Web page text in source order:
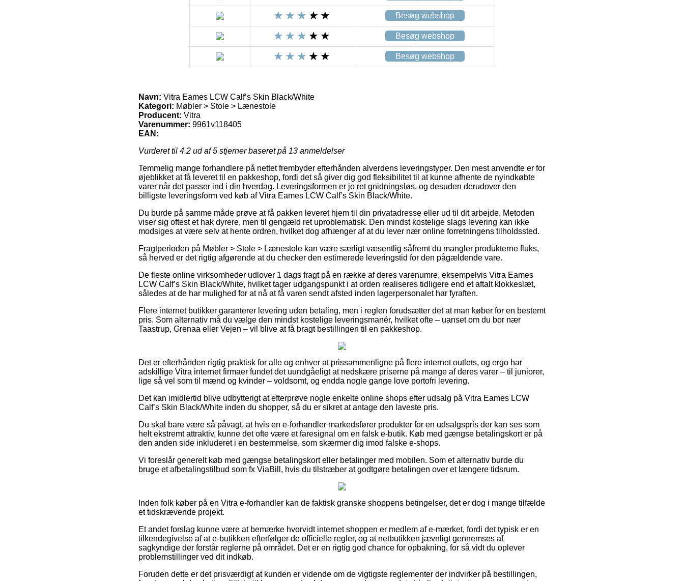
Besøg webshop
Besøg webshop
Besøg webshop
Navn: Vitra Eames LCW Calf’s Skin Black/White
Kategori: Møbler > Stole > Lænestole
Producent: Vitra
Varenummer: 9961v118405
EAN:
Vurderet til 4.2 ud af 5 stjerner baseret på 13 anmeldelser
Temmelig mange forhandlere på nettet frembyder efterhånden alverdens leveringstyper. Den mest anvendte er for
øjeblikket at få leveret til en pakkeshop, fordi det så giver dig god fleksibilitet til at kunne afhente de nyindkøbte
varer når det passer ind i din hverdag. Leveringsformen er jo ret gnidningsløs, og desuden derudover den
billigste leveringsform ved køb af Vitra Eames LCW Calf’s Skin Black/White.
Du burde på samme måde prøve at få pakken leveret hjem til din privatadresse eller ud til dit arbejde. Metoden
viser sig oftest et hak dyrere, men til gengæld ret uproblematisk. Den mindst kostelige slags levering kan ikke
modsiges at være selv at hente ordren, hvilket dog afhænger af at du lever nær online forretningens tilholdssted.
Fragtperioden på Møbler > Stole > Lænestole kan være særligt væsentlig såfremt du mangler produkterne fluks,
så herved er det rigtig afgørende at du checker den estimerede leveringstid for den pågældende vare.
De fleste online virksomheder udlover 1 dags fragt på en række af deres varenumre, eksempelvis Vitra Eames
LCW Calf’s Skin Black/White, hvilket tager udgangspunkt i at orden realiseres tidligere end et aftalt klokkeslæt,
således at de har mulighed for at nå at få varen sendt afsted inden lagerpersonalet har fyraften.
Flere internet butikker garanterer levering uden betaling, men i reglen forudsætter det at man køber for en bestemt
pris. Som alternativ må du vælge den mindst kostelige leveringsmanér, hvilket ofte – uanset om du bor nær
Taastrup, Grenaa eller Vejen – vil blive at få bragt bestillingen til en pakkeshop.
Det er efterhånden rigtig praktisk for alle og enhver at prissammenligne på flere internet outlets, og ergo har
adskillige Vitra internet firmaer fundet det uundgåeligt at nedskære priserne på mange af deres varer – til juniorer,
lige så vel som til mænd og kvinder – voldsomt, og endda nogle gange love portofri levering.
Det kan imidlertid blive udbytterigt at efterprøve nogle enkelte online shops efter udsalg på Vitra Eames LCW
Calf’s Skin Black/White inden du shopper, så du er sikret at antage den laveste pris.
Du skal bare være så påvagt, at hvis en e-forhandler markedsfører produkter for en udsalgspris der kan ses som
helt ekstremt attraktiv, kunne det ofte være et faresignal om en falsk e-butik. Køb med gængse betalingskort er på
den anden side inkluderet i en bestemmelse, som skærmer dig imod falske e-shops.
Vi foreslår generelt køb med gængse betalingskort eller betalinger med mobilen. Som et alternativ burde du
bruge et afbetalingstilbud som fx ViaBill, hvis du tilstræber at godtgøre betalingen over et længere tidsrum.
Inden folk køber på en Vitra e-forhandler kan de faktisk granske shoppens betingelser, det er dog i mange tilfælde
et tidskrævende projekt.
Et andet forslag kunne være at bemærke hvorvidt internet shoppen er medlem af e-mærket, fordi det typisk er en
tilkendegivelse af at e-butikken efterfølger de officielle regler, og at netbutikken jævnligt gennemses af
sagkyndige der forstår reglerne på området. Det er en rigtig god chance for opbakning, for så vidt du oplever
problemstillinger ved dit indkøb.
Foruden dette er det prisværdigt at kunden er vidende om de vigtigste reglementer der indvirker på bestillingen,